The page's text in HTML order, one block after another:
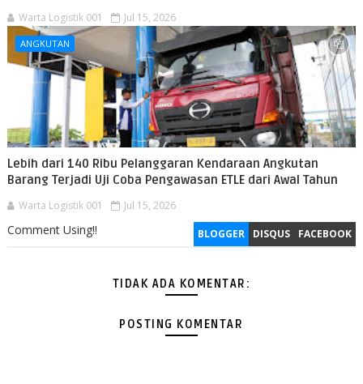
Warta Logistik 001 Jul 15, 2026
ANGKUTAN
Lebih dari 140 Ribu Pelanggaran Kendaraan Angkutan
Barang Terjadi Uji Coba Pengawasan ETLE dari Awal Tahun
Warta Logistik 001 Jul 15, 2026
BLOGGER DISQUS FACEBOOK
Comment Using!!
TIDAK ADA KOMENTAR:
POSTING KOMENTAR